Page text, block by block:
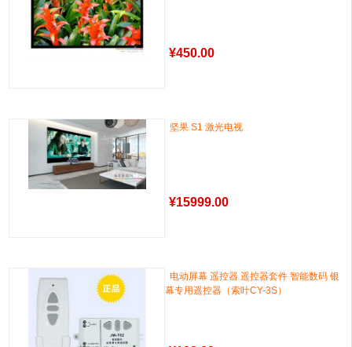
¥450.00
坚果 S1 激光电视
¥15999.00
电动屏幕 遥控器 遥控器套件 智能数码 银
幕专用遥控器（索叶CY-3S）